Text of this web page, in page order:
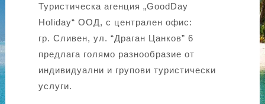
Туристическа агенция „GoodDay
Holiday“ ООД, с централен офис:
гр. Сливен, ул. “Драган Цанков” 6
предлага голямо разнообразие от
индивидуални и групови туристически
услуги.